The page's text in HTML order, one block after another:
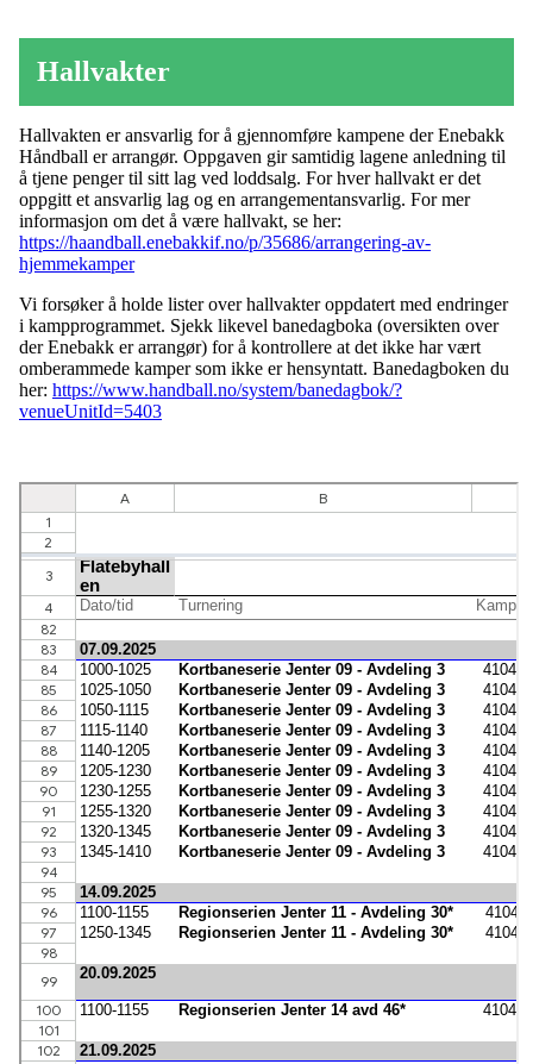
Hallvakter
Hallvakten er ansvarlig for å gjennomføre kampene der Enebakk
Håndball er arrangør. Oppgaven gir samtidig lagene anledning til
å tjene penger til sitt lag ved loddsalg. For hver hallvakt er det
oppgitt et ansvarlig lag og en arrangementansvarlig. For mer
informasjon om det å være hallvakt, se her:
https://haandball.enebakkif.no/p/35686/arrangering-av-
hjemmekamper
Vi forsøker å holde lister over hallvakter oppdatert med endringer
i kampprogrammet. Sjekk likevel banedagboka (oversikten over
der Enebakk er arrangør) for å kontrollere at det ikke har vært
omberammede kamper som ikke er hensyntatt. Banedagboken du
her: https://www.handball.no/system/banedagbok/?
venueUnitId=5403